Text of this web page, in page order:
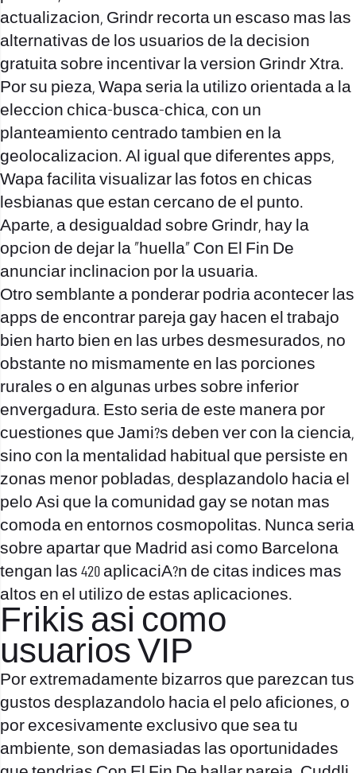
actualizacion, Grindr recorta un escaso mas las
alternativas de los usuarios de la decision
gratuita sobre incentivar la version Grindr Xtra.
Por su pieza, Wapa seri­a la utilizo orientada a la
eleccion chica-busca-chica, con un
planteamiento centrado tambien en la
geolocalizacion. Al igual que diferentes apps,
Wapa facilita visualizar las fotos en chicas
lesbianas que estan cercano de el punto.
Aparte, a desigualdad sobre Grindr, hay la
opcion de dejar la “huella” Con El Fin De
anunciar inclinacion por la usuaria.
Otro semblante a ponderar podri­a acontecer las
apps de encontrar pareja gay hacen el trabajo
bien harto bien en las urbes desmesurados, no
obstante no mismamente en las porciones
rurales o en algunas urbes sobre inferior
envergadura. Esto seri­a de este manera por
cuestiones que Jami?s deben ver con la ciencia,
sino con la mentalidad habitual que persiste en
zonas menor pobladas, desplazandolo hacia el
pelo Asi que la comunidad gay se notan mas
comoda en entornos cosmopolitas. Nunca seri­a
sobre apartar que Madrid asi­ como Barcelona
tengan las 420 aplicaciA?n de citas indices mas
altos en el utilizo de estas aplicaciones.
Frikis asi­ como
usuarios VIP
Por extremadamente bizarros que parezcan tus
gustos desplazandolo hacia el pelo aficiones, o
por excesivamente exclusivo que sea tu
ambiente, son demasiadas las oportunidades